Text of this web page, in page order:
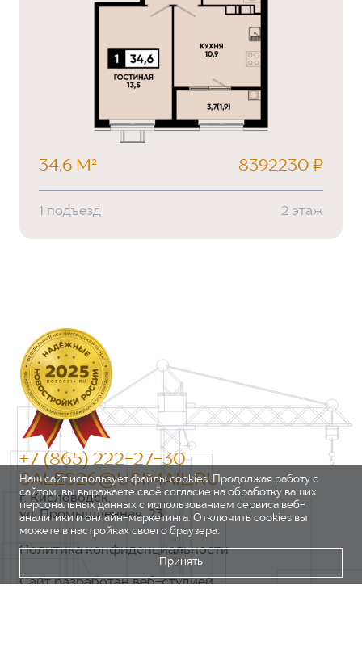
34,6 М² 8392230 ₽
1 подъезд 2 этаж
+7 (865) 222-27-30
SALES26@USIMAIL.RU
г. Кисловодск,
ул. Промышленная, 23
Политика конфиденциальности
Сайт разработан веб-студией
Наш сайт использует файлы cookies. Продолжая работу с
сайтом, вы выражаете своё согласие на обработку ваших
персональных данных с использованием сервиса веб-
аналитики и онлайн-маркетинга. Отключить cookies вы
можете в настройках своего браузера.
Принять